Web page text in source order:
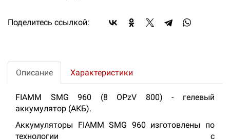
Поделитесь ссылкой:
Описание Характеристики
FIAMM SMG 960 (8 OPzV 800) - гелевый
аккумулятор (АКБ).
Аккумуляторы FIAMM SMG 960 изготовлены по
технологии с